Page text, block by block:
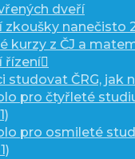
dveří
zkoušky nanečisto
kurzy z ČJ a
řízení
studovat ČRG, jak
pro čtyřleté
pro osmileté